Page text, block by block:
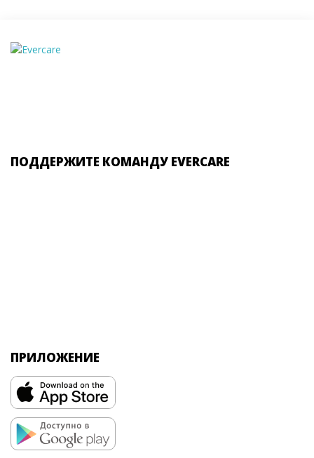
ПОДДЕРЖИТЕ КОМАНДУ EVERCARE
ПРИЛОЖЕНИЕ